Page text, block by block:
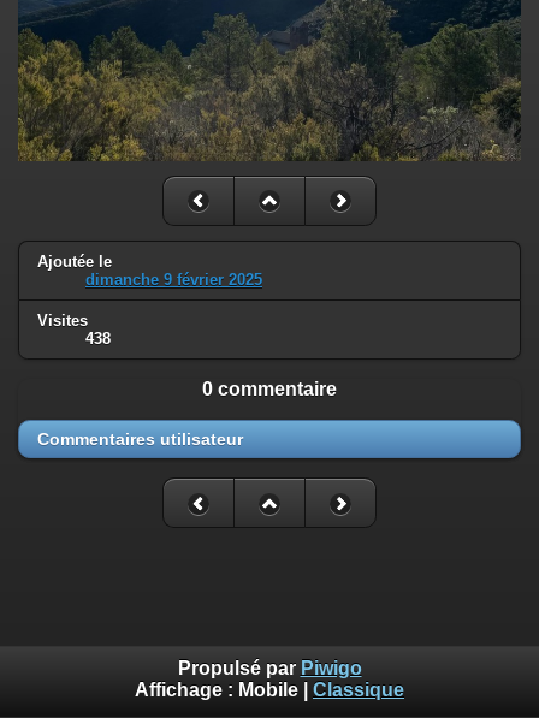
Ajoutée le
dimanche 9 février 2025
Visites
438
0 commentaire
Commentaires utilisateur
Propulsé par Piwigo
Affichage : Mobile Classique